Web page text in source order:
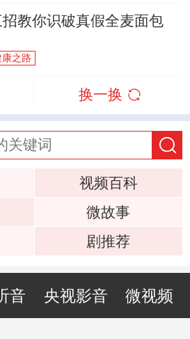
招教你识破真假全麦面包
康之路
换一换
视频百科
微故事
剧推荐
音 央视影音 微视频